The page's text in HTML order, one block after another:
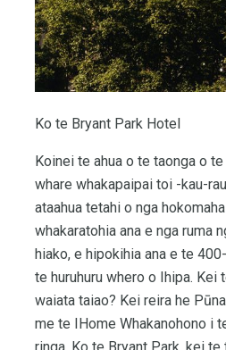
Ko te Bryant Park Hotel
Koinei te ahua o te taonga o
whare whakapaipai toi -kau-
ataahua tetahi o nga
whakaratohia ana e nga ruma
hiako, e hipokihia ana e te
te huruhuru whero o Ihipa. Kei
waiata taiao? Kei reira he
me te IHome Whakanohono i